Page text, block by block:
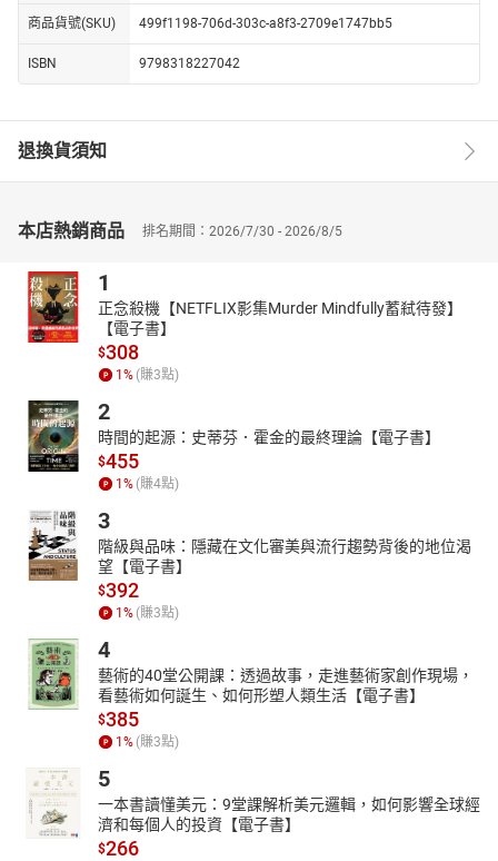
商品貨號(SKU) 499f1198-706d-303c-a8f3-2709e1747bb5
ISBN 9798318227042
退換貨須知
本店熱銷商品 排名期間：2026/7/30 - 2026/8/5
1
正念殺機【NETFLIX影集Murder Mindfully蓄弒待發】
【電子書】
$308
1% (賺3點)
2
時間的起源：史蒂芬．霍金的最終理論【電子書】
$455
1% (賺4點)
3
階級與品味：隱藏在文化審美與流行趨勢背後的地位渴
望【電子書】
$392
1% (賺3點)
4
藝術的40堂公開課：透過故事，走進藝術家創作現場，
看藝術如何誕生、如何形塑人類生活【電子書】
$385
1% (賺3點)
5
一本書讀懂美元：9堂課解析美元邏輯，如何影響全球經
濟和每個人的投資【電子書】
$266